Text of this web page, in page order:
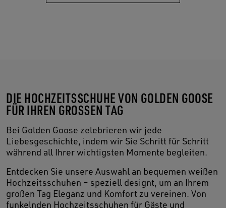
DIE HOCHZEITSSCHUHE VON GOLDEN GOOSE
FÜR IHREN GROSSEN TAG
Bei Golden Goose zelebrieren wir jede
Liebesgeschichte, indem wir Sie Schritt für Schritt
während all Ihrer wichtigsten Momente begleiten.
Entdecken Sie unsere Auswahl an bequemen weißen
Hochzeitsschuhen – speziell designt, um an Ihrem
großen Tag Eleganz und Komfort zu vereinen. Von
funkelnden Hochzeitsschuhen für Gäste und